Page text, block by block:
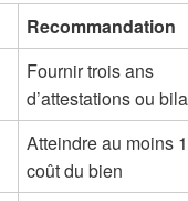
Recommandation
Fournir trois ans
d’attestations ou
Atteindre au moins
coût du bien